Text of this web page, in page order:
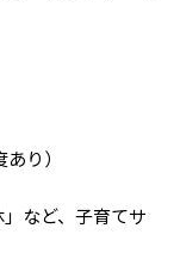
り）
など、子育てサ